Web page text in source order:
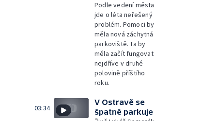
Podle vedení města
jde o léta neřešený
problém. Pomoci by
měla nová záchytná
parkoviště. Ta by
měla začít fungovat
nejdříve v druhé
polovině příštího
roku.
03:34
V Ostravě se
špatně parkuje